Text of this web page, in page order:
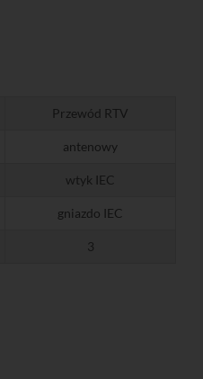
Przewód RTV
antenowy
wtyk IEC
gniazdo IEC
3